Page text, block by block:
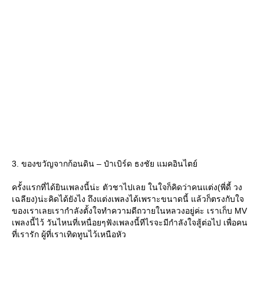
3. ของขวัญจากก้อนดิน – ป๋าเบิร์ด ธงชัย แมคอินไตย์
ครั้งแรกที่ได้ยินเพลงนี้น่ะ ตัวชาไปเลย ในใจก็คิดว่าคนแต่ง(พี่ดี้ วง
เฉลียง)น่ะคิดได้ยังไง ถึงแต่งเพลงได้เพราะขนาดนี้ แล้วก็ตรงกับใจ
ของเราเลยเรากำลังตั้งใจทำความดีถวายในหลวงอยู่ค่ะ เราเก็บ MV
เพลงนี้ไว้ วันไหนที่เหนื่อยๆฟังเพลงนี้ทีไรจะมีกำลังใจสู้ต่อไป เพื่อคน
ที่เรารัก ผู้ที่เราเทิดทูนไว้เหนือหัว